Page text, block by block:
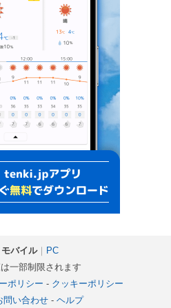
モバイル｜ PC
一部制限されます
ポリシー - クッキーポリシー
問い合わせ- ヘルプ